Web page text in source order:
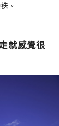
。
就感覺很